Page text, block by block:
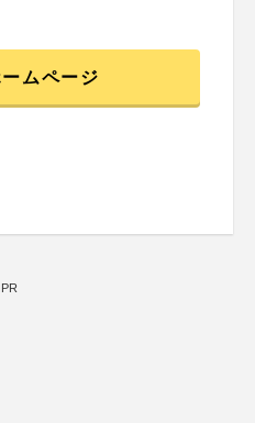
ムページ
PR